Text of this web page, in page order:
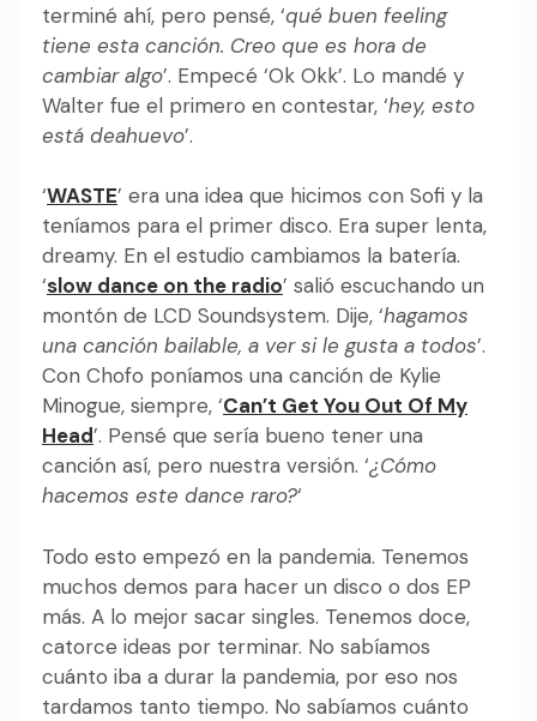
terminé ahí, pero pensé, ‘qué buen feeling
tiene esta canción. Creo que es hora de
cambiar algo’. Empecé ‘Ok Okk’. Lo mandé y
Walter fue el primero en contestar, ‘hey, esto
está deahuevo’.
‘WASTE’ era una idea que hicimos con Sofi y la
teníamos para el primer disco. Era super lenta,
dreamy. En el estudio cambiamos la batería.
‘slow dance on the radio’ salió escuchando un
montón de LCD Soundsystem. Dije, ‘hagamos
una canción bailable, a ver si le gusta a todos’.
Con Chofo poníamos una canción de Kylie
Minogue, siempre, ‘Can’t Get You Out Of My
Head’. Pensé que sería bueno tener una
canción así, pero nuestra versión. ‘¿Cómo
hacemos este dance raro?‘
Todo esto empezó en la pandemia. Tenemos
muchos demos para hacer un disco o dos EP
más. A lo mejor sacar singles. Tenemos doce,
catorce ideas por terminar. No sabíamos
cuánto iba a durar la pandemia, por eso nos
tardamos tanto tiempo. No sabíamos cuánto